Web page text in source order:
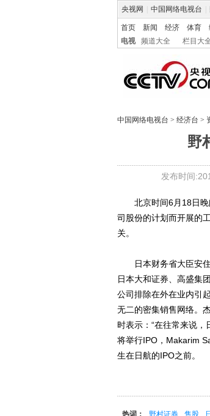
央视网 中国网络电视台
首页 新闻 经济 体育
电视
频道大全 栏目大
中国网络电视台 > 经济台 >
野
发布时间
北京时间6月18日晚
司股份的计划而开展的
关。
日本财务省大臣安住
日本大和证券、高盛集
公司排除在外在业内引
无二的密集销售网络。
时表示：“在往常来说
将举行IPO，Makarim
生在日航的IPO之前。
热词： 野村证券 售股